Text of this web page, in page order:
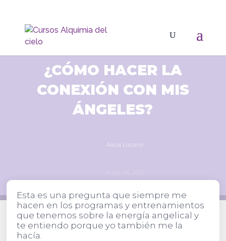
¿CÓMO HACER LA
CONEXIÓN CON MIS
ÁNGELES?
Alicia Lizcano
mayo 26, 2021
Esta es una pregunta que siempre me
hacen en los programas y entrenamientos
que tenemos sobre la energía angelical y
te entiendo porque yo también me la
hacía.